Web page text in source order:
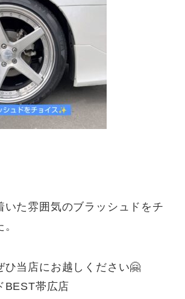
いた雰囲気のブラッシュドをチ
ひ当店にお越しください🤗
BEST帯広店